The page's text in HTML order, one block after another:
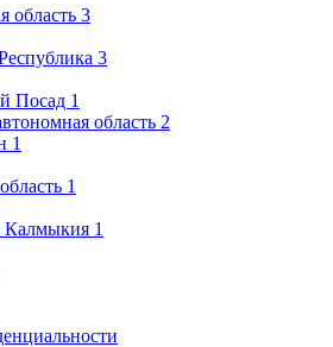
область 3
3
Посад 1
область 2
1
1
Калмыкия 1